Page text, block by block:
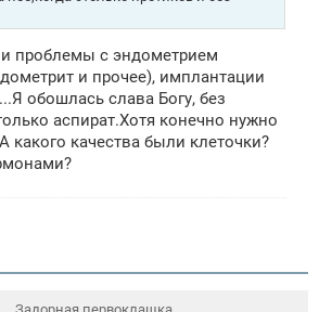
проблемы с эндометрием
и прочее), имплантации
обошлась слава Богу, без
аспират.Хотя конечно нужно
какого качества были клеточки?